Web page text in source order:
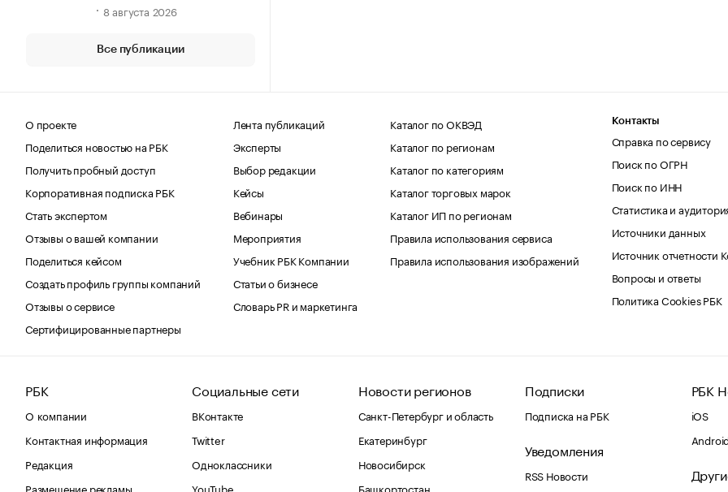
8 августа 2026
Все публикации
О проекте
Поделиться новостью на РБК
Получить пробный доступ
Корпоративная подписка РБК
Стать экспертом
Отзывы о вашей компании
Поделиться кейсом
Создать профиль группы компаний
Отзывы о сервисе
Сертифицированные партнеры
Лента публикаций
Эксперты
Выбор редакции
Кейсы
Вебинары
Мероприятия
Учебник РБК Компании
Статьи о бизнесе
Словарь PR и маркетинга
Каталог по ОКВЭД
Каталог по регионам
Каталог по категориям
Каталог торговых марок
Каталог ИП по регионам
Правила использования сервиса
Правила использования изображений
Контакты
Справка по сервису
Поиск по ОГРН
Поиск по ИНН
Статистика и
Источники данных
Источник отчетности
Вопросы и ответы
Политика Cookies РБК
РБК
О компании
Контактная информация
Редакция
Размещение рекламы
Социальные сети
ВКонтакте
Twitter
Одноклассники
YouTube
Новости регионов
Санкт-Петербург и область
Екатеринбург
Новосибирск
Башкортостан
Подписки
Подписка на РБК
Уведомления
RSS Новости
РБК
iOS